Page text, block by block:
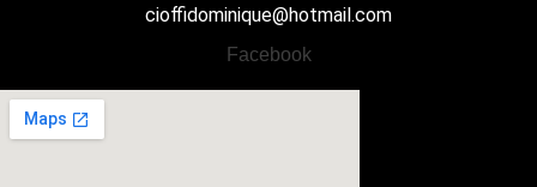
cioffidominique@hotmail.com
Facebook